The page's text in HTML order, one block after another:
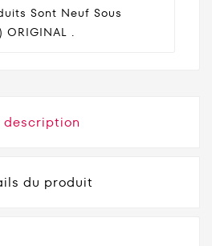
Sont Neuf Sous
.
description
du produit